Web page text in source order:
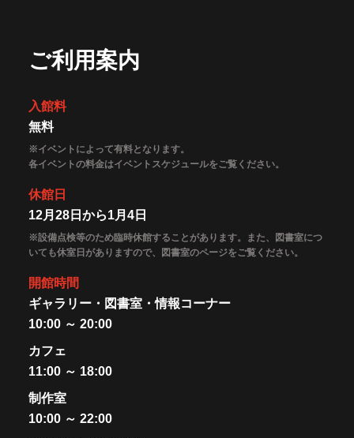
ご利用案内
入館料
無料
※イベントによって有料となります。
各イベントの料金はイベントスケジュールをご覧ください。
休館日
12月28日から1月4日
※設備点検等のため臨時休館することがあります。また、図書室につ
いても休室日がありますので、図書室のページをご覧ください。
開館時間
ギャラリー・図書室・情報コーナー
10:00 ～ 20:00
カフェ
11:00 ～ 18:00
制作室
10:00 ～ 22:00